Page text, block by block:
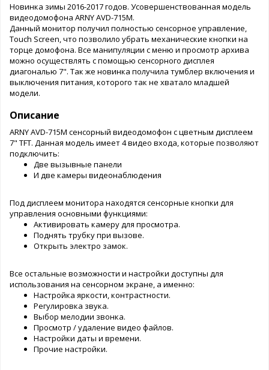
Новинка зимы 2016-2017 годов. Усовершенствованная модель
видеодомофона ARNY AVD-715M.
Данный монитор получил полностью сенсорное управление,
Touch Screen, что позволило убрать механические кнопки на
торце домофона. Все манипуляции с меню и просмотр архива
можно осуществлять с помощью сенсорного дисплея
диагональю 7". Так же новинка получила тумблер включения и
выключения питания, которого так не хватало младшей
модели.
Описание
ARNY AVD-715M сенсорный видеодомофон с цветным дисплеем
7" TFT. Данная модель имеет 4 видео входа, которые позволяют
подключить:
Две вызывные панели
И две камеры видеонаблюдения
Под дисплеем монитора находятся сенсорные кнопки для
управления основными функциями:
Активировать камеру для просмотра.
Поднять трубку при вызове.
Открыть электро замок.
Все остальные возможности и настройки доступны для
использования на сенсорном экране, а именно:
Настройка яркости, контрастности.
Регулировка звука.
Выбор мелодии звонка.
Просмотр / удаление видео файлов.
Настройки даты и времени.
Прочие настройки.